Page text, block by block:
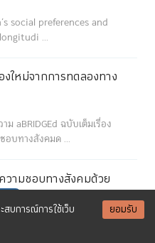
บการณ์การใช้เว็บ
ยอมรับ
social preferences and
...
ใหม่จากการทดลองทาง
aBRIDGEd ฉบับเต็มเรื่อง
อบทางสังคมด ...
วามชอบทางสังคมด้วย
ปัจจัยทางด้านสังคมอย่างไร?